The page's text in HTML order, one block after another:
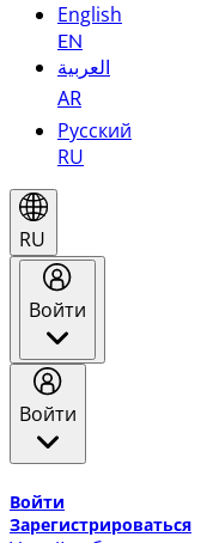
English
EN
العربية
AR
Русский
RU
RU
Войти
Войти
Войти
Зарегистрироваться